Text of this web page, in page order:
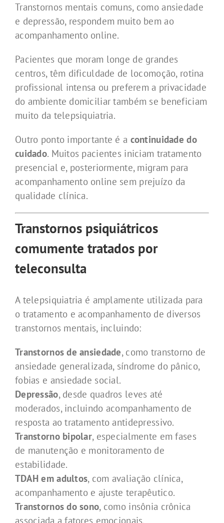
Transtornos mentais comuns, como ansiedade
e depressão, respondem muito bem ao
acompanhamento online.
Pacientes que moram longe de grandes
centros, têm dificuldade de locomoção, rotina
profissional intensa ou preferem a privacidade
do ambiente domiciliar também se beneficiam
muito da telepsiquiatria.
Outro ponto importante é a continuidade do
cuidado. Muitos pacientes iniciam tratamento
presencial e, posteriormente, migram para
acompanhamento online sem prejuízo da
qualidade clínica.
Transtornos psiquiátricos
comumente tratados por
teleconsulta
A telepsiquiatria é amplamente utilizada para
o tratamento e acompanhamento de diversos
transtornos mentais, incluindo:
Transtornos de ansiedade, como transtorno de
ansiedade generalizada, síndrome do pânico,
fobias e ansiedade social.
Depressão, desde quadros leves até
moderados, incluindo acompanhamento de
resposta ao tratamento antidepressivo.
Transtorno bipolar, especialmente em fases
de manutenção e monitoramento de
estabilidade.
TDAH em adultos, com avaliação clínica,
acompanhamento e ajuste terapêutico.
Transtornos do sono, como insônia crônica